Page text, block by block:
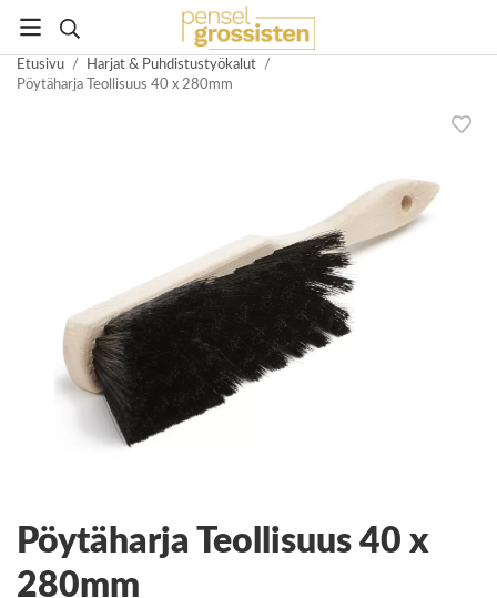
Etusivu / Harjat & Puhdistustyökalut /
Pöytäharja Teollisuus 40 x 280mm
Pöytäharja Teollisuus 40 x
280mm